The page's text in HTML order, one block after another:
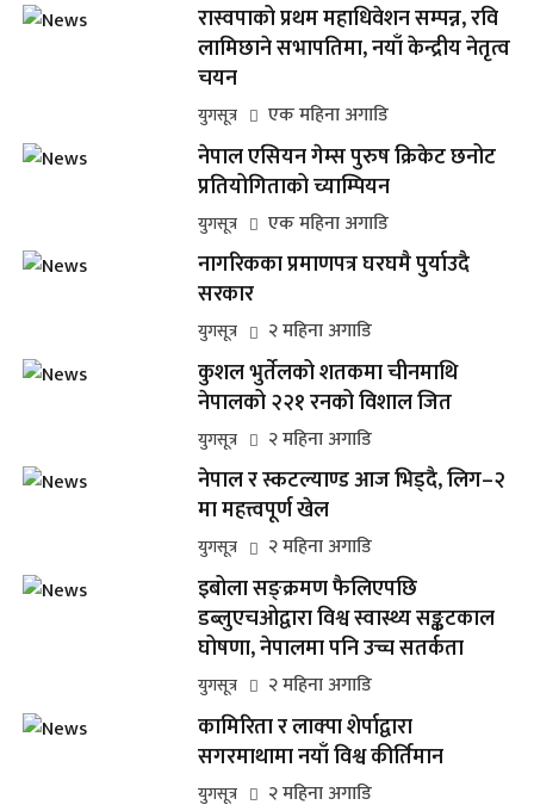
रास्वपाको प्रथम महाधिवेशन सम्पन्न, रवि
लामिछाने सभापतिमा, नयाँ केन्द्रीय नेतृत्व
चयन
युगसूत्र एक महिना अगाडि
नेपाल एसियन गेम्स पुरुष क्रिकेट छनोट
प्रतियोगिताको च्याम्पियन
युगसूत्र एक महिना अगाडि
नागरिकका प्रमाणपत्र घरघमै पुर्याउदै
सरकार
युगसूत्र २ महिना अगाडि
कुशल भुर्तेलको शतकमा चीनमाथि
नेपालको २२१ रनको विशाल जित
युगसूत्र २ महिना अगाडि
नेपाल र स्कटल्याण्ड आज भिड्दै, लिग–२
मा महत्त्वपूर्ण खेल
युगसूत्र २ महिना अगाडि
इबोला सङ्क्रमण फैलिएपछि
डब्लुएचओद्वारा विश्व स्वास्थ्य सङ्कटकाल
घोषणा, नेपालमा पनि उच्च सतर्कता
युगसूत्र २ महिना अगाडि
कामिरिता र लाक्पा शेर्पाद्वारा
सगरमाथामा नयाँ विश्व कीर्तिमान
युगसूत्र २ महिना अगाडि